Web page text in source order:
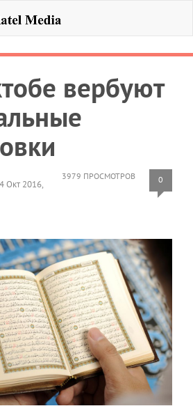
вербуют
3979 ПРОСМОТРОВ 0
Окт 2016,